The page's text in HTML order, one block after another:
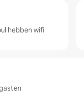
hebben wifi